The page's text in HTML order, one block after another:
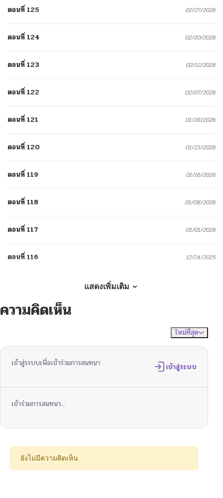
ตอนที่ 125 02/27/2026
ตอนที่ 124 02/20/2026
ตอนที่ 123 02/12/2026
ตอนที่ 122 02/07/2026
ตอนที่ 121 01/28/2026
ตอนที่ 120 01/23/2026
ตอนที่ 119 01/16/2026
ตอนที่ 118 01/08/2026
ตอนที่ 117 01/01/2026
ตอนที่ 116 12/24/2025
ตอนที่ 114
12/15/2025
ตอนที่ 112 12/10/2025
11/30/2025
ตอนที่ 109 11/27/2025
แสดงเพิ่มเติม
ความคิดเห็น
ใหม่ที่สุด
เข้าสู่ระบบเพื่อเข้าร่วมการสนทนา เข้าสู่ระบบ
เข้าร่วมการสนทนา...
ยังไม่มีความคิดเห็น